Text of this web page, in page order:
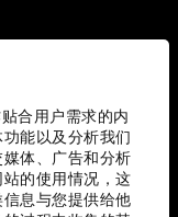
合用户需求的内
能以及分析我们
体、广告和分析
的使用情况，这
息与您提供给他